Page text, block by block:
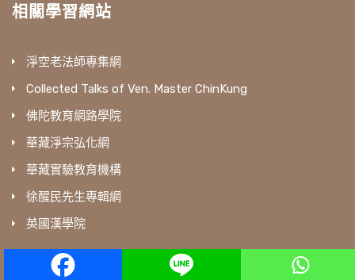
相關學習網站
淨空老法師專集網
Collected Talks of Ven. Master ChinKung
佛陀教育網路學院
華藏淨宗弘化網
華藏實驗教育機構
徐醒民先生專輯網
英國漢學院